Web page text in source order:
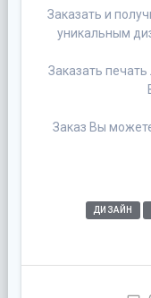
Заказать и
уникальным
Заказать
Заказ Вы
ДИЗАЙН